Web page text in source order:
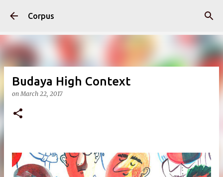
Corpus
Budaya High Context
onMarch 22, 2017